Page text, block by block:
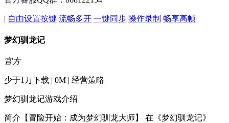
| 自由设置按键 流畅多开 一键同步 操作录制 畅享高帧
梦幻驯龙记
官方
少于1万下载 | 0M | 经营策略
梦幻驯龙记游戏介绍
简介【冒险开始：成为梦幻驯龙大师】 在《梦幻驯龙记》